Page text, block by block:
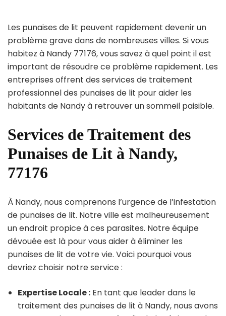
Les punaises de lit peuvent rapidement devenir un
problème grave dans de nombreuses villes. Si vous
habitez à Nandy 77176, vous savez à quel point il est
important de résoudre ce problème rapidement. Les
entreprises offrent des services de traitement
professionnel des punaises de lit pour aider les
habitants de Nandy à retrouver un sommeil paisible.
Services de Traitement des
Punaises de Lit à Nandy,
77176
À Nandy, nous comprenons l’urgence de l’infestation
de punaises de lit. Notre ville est malheureusement
un endroit propice à ces parasites. Notre équipe
dévouée est là pour vous aider à éliminer les
punaises de lit de votre vie. Voici pourquoi vous
devriez choisir notre service :
Expertise Locale : En tant que leader dans le
traitement des punaises de lit à Nandy, nous avons